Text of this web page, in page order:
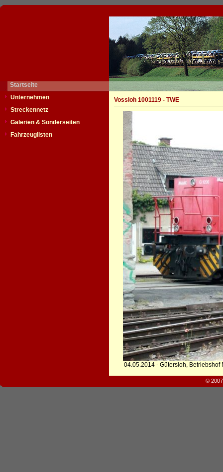
Startseite
Unternehmen
Streckennetz
Galerien & Sonderseiten
Fahrzeuglisten
Vossloh 1001119 - TWE
04.05.2014 - Gütersloh, Betriebshof
©